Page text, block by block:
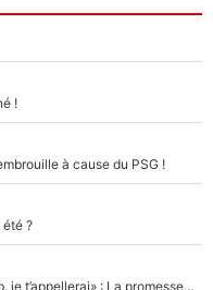
!
à cause du PSG !
?
Mercato - OM - «Dès que je prends un club, je t’appellerai» : La promesse de Marcelino au moment de claquer la porte